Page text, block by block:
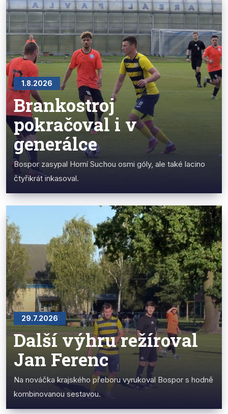
1.8.2026
Brankostroj
pokračoval i v
generálce
Bospor zasypal Horní Suchou osmi góly, ale také lacino
čtyřikrát inkasoval.
29.7.2026
Další výhru režíroval
Jan Ferenc
Na nováčka krajského přeboru vyrukoval Bospor s hodně
kombinovanou sestavou.